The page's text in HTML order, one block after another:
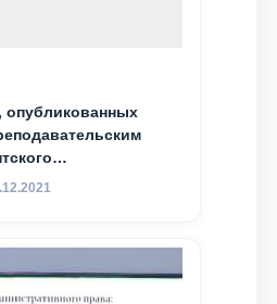
опубликованных
юридического
реформ и